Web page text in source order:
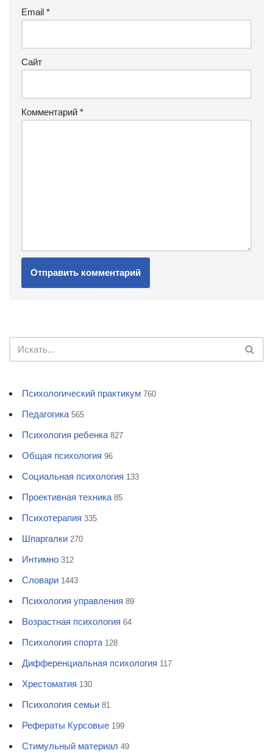
Email *
Сайт
Комментарий *
Психологический практикум 760
Педагогика 565
Психология ребенка 827
Общая психология 96
Социальная психология 133
Проективная техника 85
Психотерапия 335
Шпаргалки 270
Интимно 312
Словари 1443
Психология управления 89
Возрастная психология 64
Психология спорта 128
Дифференциальная психология 117
Хрестоматия 130
Психология семьи 81
Рефераты Курсовые 199
Стимульный материал 49